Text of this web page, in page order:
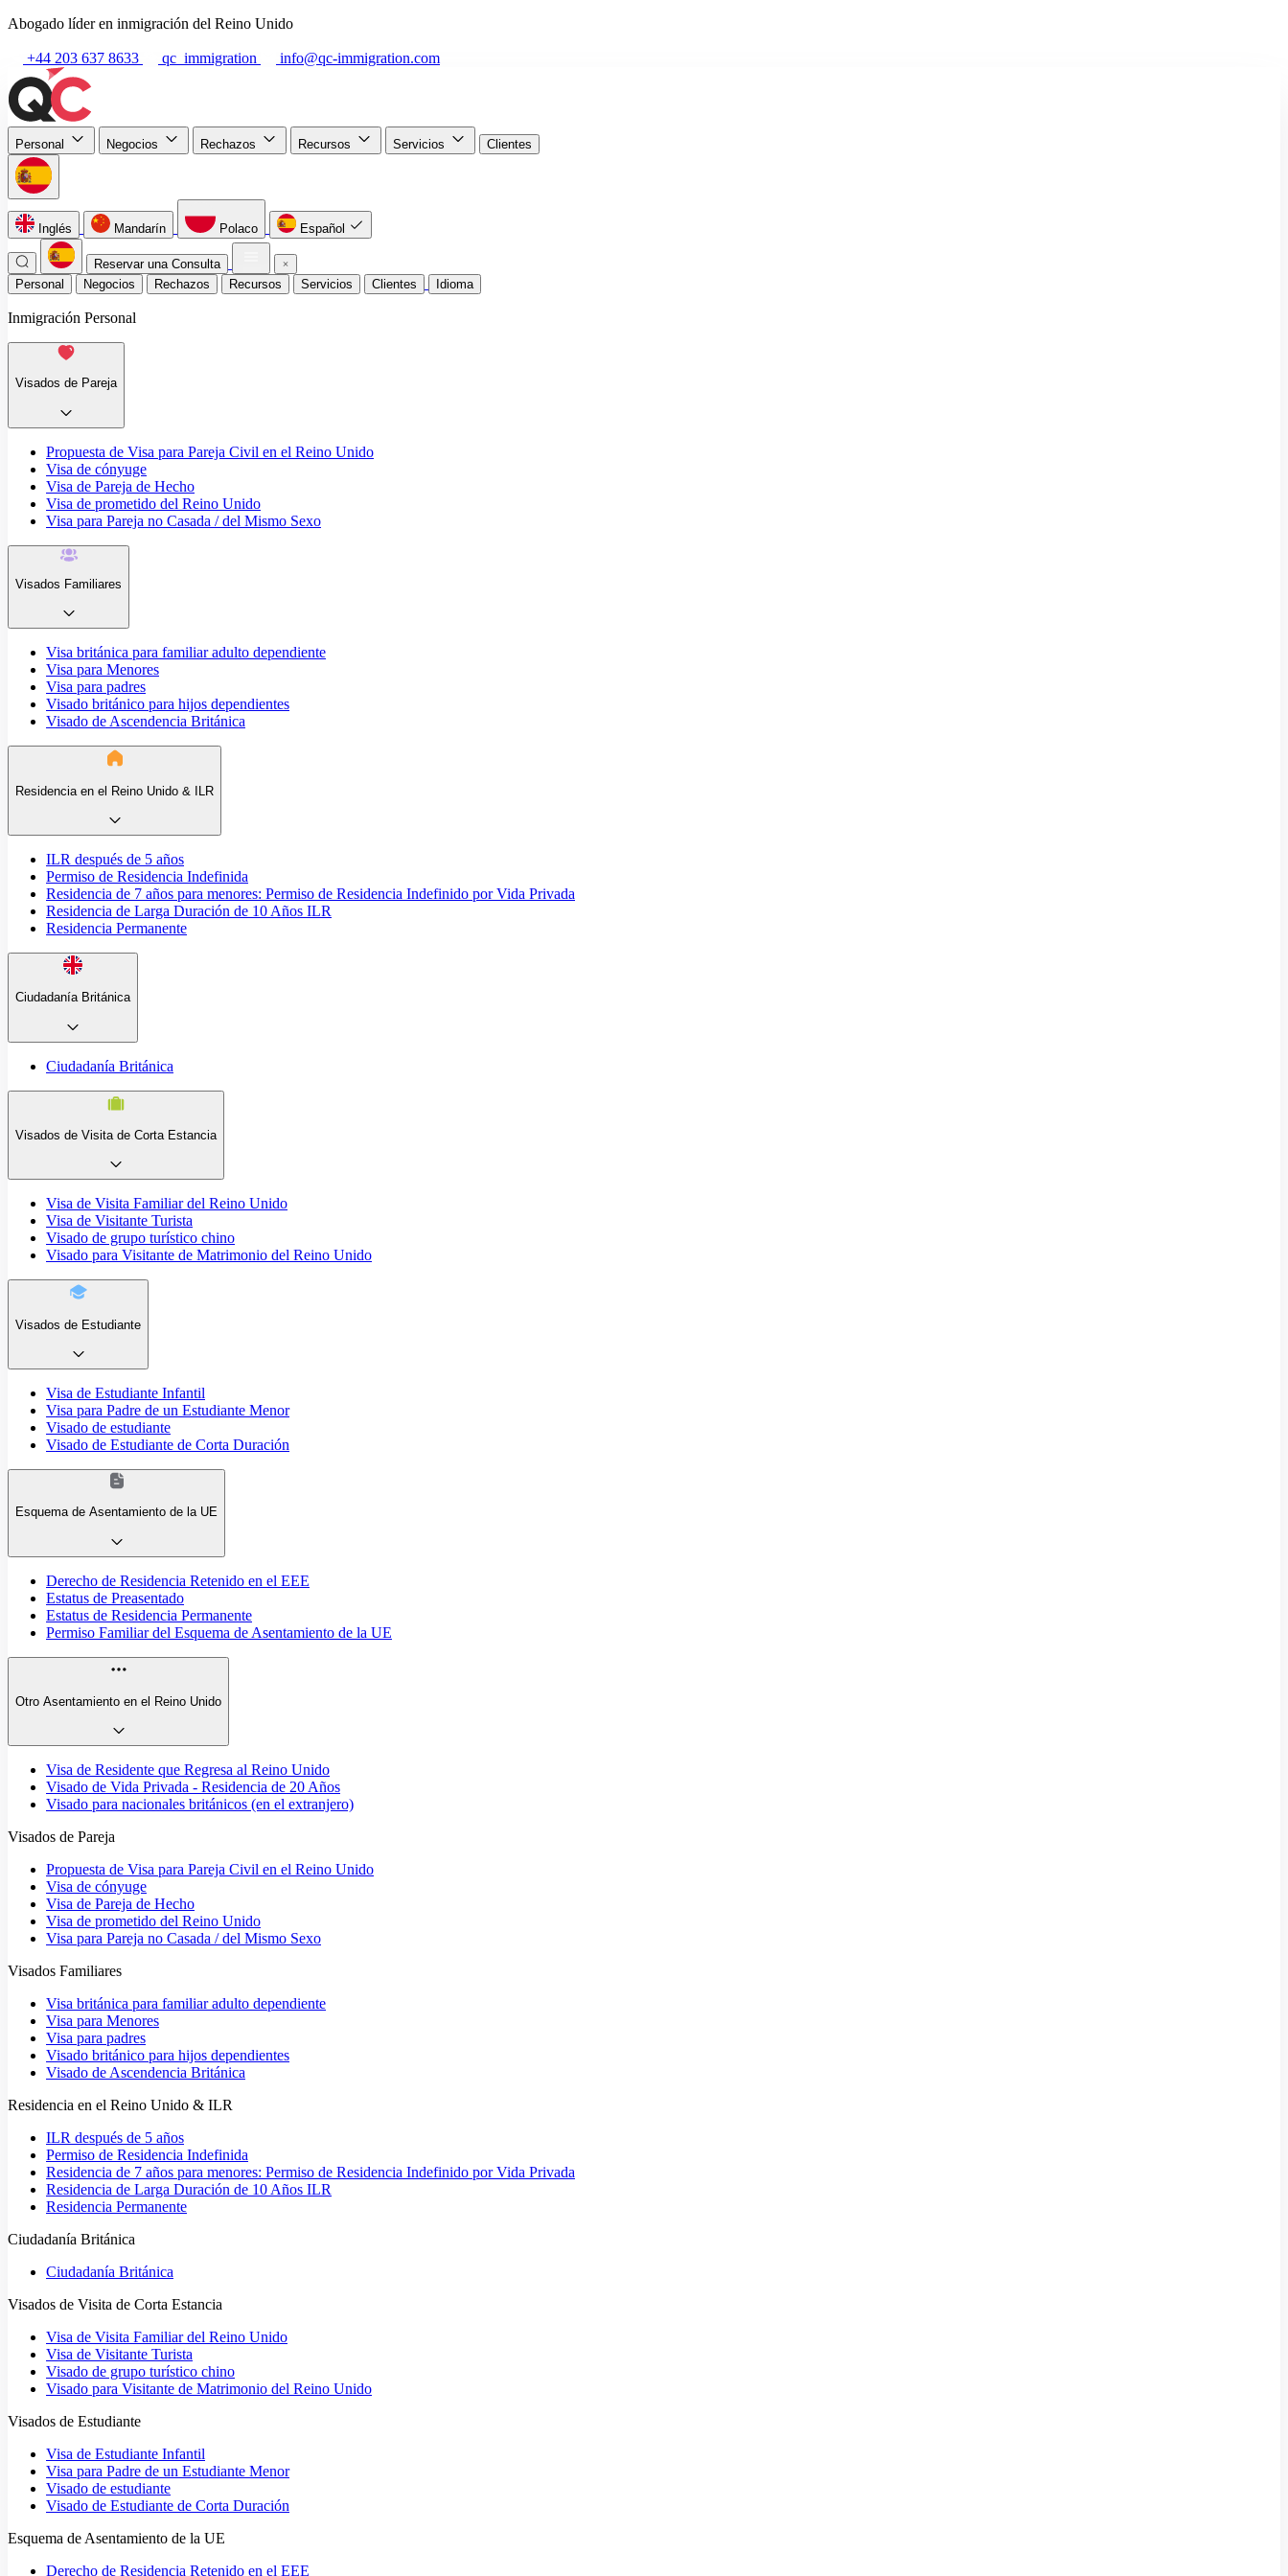
Abogado líder en inmigración del Reino Unido
+44 203 637 8633 qc_immigration info@qc-immigration.com
Personal Negocios Rechazos Recursos Servicios Clientes
Inglés Mandarín Polaco Español
Reservar una Consulta
Personal
Negocios Rechazos Recursos Servicios Clientes Idioma
Inmigración Personal
Visados de Pareja
Propuesta de Visa para Pareja Civil en el Reino Unido
Visa de cónyuge
Visa de Pareja de Hecho
Visa de prometido del Reino Unido
Visa para Pareja no Casada / del Mismo Sexo
Visados Familiares
Visa británica para familiar adulto dependiente
Visa para Menores
Visa para padres
Visado británico para hijos dependientes
Visado de Ascendencia Británica
Residencia en el Reino Unido & ILR
ILR después de 5 años
Permiso de Residencia Indefinida
Residencia de 7 años para menores: Permiso de Residencia Indefinido por Vida Privada
Residencia de Larga Duración de 10 Años ILR
Residencia Permanente
Ciudadanía Británica
Ciudadanía Británica
Visados de Visita de Corta Estancia
Visa de Visita Familiar del Reino Unido
Visa de Visitante Turista
Visado de grupo turístico chino
Visado para Visitante de Matrimonio del Reino Unido
Visados de Estudiante
Visa de Estudiante Infantil
Visa para Padre de un Estudiante Menor
Visado de estudiante
Visado de Estudiante de Corta Duración
Esquema de Asentamiento de la UE
Derecho de Residencia Retenido en el EEE
Estatus de Preasentado
Estatus de Residencia Permanente
Permiso Familiar del Esquema de Asentamiento de la UE
Otro Asentamiento en el Reino Unido
Visa de Residente que Regresa al Reino Unido
Visado de Vida Privada - Residencia de 20 Años
Visado para nacionales británicos (en el extranjero)
Visados de Pareja
Propuesta de Visa para Pareja Civil en el Reino Unido
Visa de cónyuge
Visa de Pareja de Hecho
Visa de prometido del Reino Unido
Visa para Pareja no Casada / del Mismo Sexo
Visados Familiares
Visa británica para familiar adulto dependiente
Visa para Menores
Visa para padres
Visado británico para hijos dependientes
Visado de Ascendencia Británica
Residencia en el Reino Unido & ILR
ILR después de 5 años
Permiso de Residencia Indefinida
Residencia de 7 años para menores: Permiso de Residencia Indefinido por Vida Privada
Residencia de Larga Duración de 10 Años ILR
Residencia Permanente
Ciudadanía Británica
Ciudadanía Británica
Visados de Visita de Corta Estancia
Visa de Visita Familiar del Reino Unido
Visa de Visitante Turista
Visado de grupo turístico chino
Visado para Visitante de Matrimonio del Reino Unido
Visados de Estudiante
Visa de Estudiante Infantil
Visa para Padre de un Estudiante Menor
Visado de estudiante
Visado de Estudiante de Corta Duración
Esquema de Asentamiento de la UE
Derecho de Residencia Retenido en el EEE